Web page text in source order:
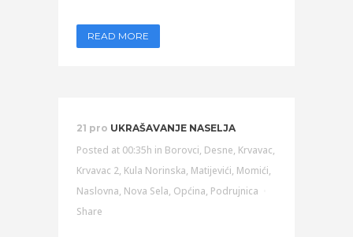
READ MORE
21 pro UKRAŠAVANJE NASELJA
Posted at 00:35h in Borovci, Desne, Krvavac,
Krvavac 2, Kula Norinska, Matijevići, Momići,
Naslovna, Nova Sela, Općina, Podrujnica
Share